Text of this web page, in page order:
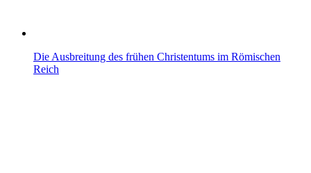
Die Ausbreitung des frühen Christentums im Römischen
Reich